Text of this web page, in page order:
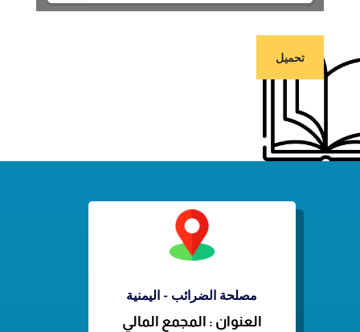
تحميل
مصلحة الضرائب - اليمنية
العنوان : المجمع المالي